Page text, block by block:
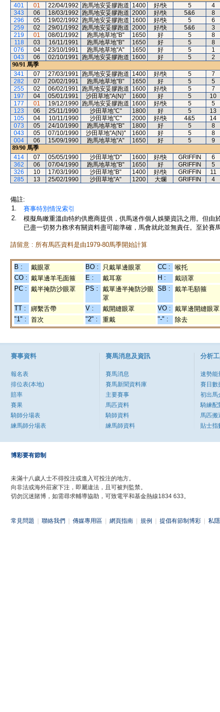
401
01 22/04/1992 跑馬地安妥膠跑道 1400 好/快 5
4
343
06 18/03/1992 跑馬地安妥膠跑道 2000 好/快 5&6
8
296
05 19/02/1992 跑馬地安妥膠跑道 1600 好/快 5
6
259
02 29/01/1992 跑馬地安妥膠跑道 2000 好/快 5&6
3
219
01 08/01/1992 跑馬地草地"B" 1650 好 5
8
118
03 16/11/1991 跑馬地草地"B" 1650 好 5
8
076
04 23/10/1991 跑馬地草地"A" 1650 好 5
1
043
06 02/10/1991 跑馬地安妥膠跑道 1600 好 5
2
90/91 馬季
341
07 27/03/1991 跑馬地安妥膠跑道 1400 好/快 5
7
282
07 20/02/1991 跑馬地草地"B" 1650 好 5
5
255
02 06/02/1991 跑馬地安妥膠跑道 1600 好/快 5
7
197
04 05/01/1991 沙田草地"A(N)" 1600 好 5
10
177
01 19/12/1990 跑馬地安妥膠跑道 1600 好/快 5
5
123
06 25/11/1990 沙田草地"C" 1800 好 5
13
105
04 10/11/1990 沙田草地"C" 2000 好/快 4&5
14
073
05 24/10/1990 跑馬地草地"B" 1800 好 5
8
043
05 07/10/1990 沙田草地"A(N)" 1600 好 5
8
004
06 15/09/1990 跑馬地草地"A" 1650 好 5
9
89/90 馬季
414
07 05/05/1990 沙田草地"D" 1600 好/快 GRIFFIN
6
362
06 07/04/1990 跑馬地草地"B" 1650 好 GRIFFIN
5
326
10 17/03/1990 沙田草地"B" 1400 好/快 GRIFFIN
11
285
13 25/02/1990 沙田草地"A" 1200 大爛 GRIFFIN 4
備註:
1.
賽事特別情況索引
2.
模擬鳥瞰重溫由特約供應商提供，供馬迷作個人娛樂資訊之用。但
已盡一切努力務求有關資料盡可能準確，馬會就此並無責任。至於賽
請留意 : 所有馬匹資料是由1979-80馬季開始計算
B : 戴眼罩 BO : 只戴單邊眼罩 CC :
喉托
CO : 戴單邊羊毛面箍 E : 戴耳塞 H :
戴頭罩
PC : 戴半掩防沙眼罩 PS :
戴單邊半掩防沙眼
罩
SB : 戴羊毛額箍
TT : 綁繫舌帶 V : 戴開縫眼罩 VO : 戴單邊開縫眼罩
"1" :
首次 "2" : 重戴 "-" : 除去
賽事資料
報名表
排位表(本地)
賠率
賽果
騎師分場表
練馬師分場表
賽馬消息及資訊
賽馬消息
賽馬新聞資料庫
主要賽事
馬匹資料
騎師資料
練馬師資料
分析
速勢能
賽日數
初出馬
騎練配
馬匹搬
貼士指
博彩要有節制
未滿十八歲人士不得投注或進入可投注的地方。
向非法或海外莊家下注，即屬違法，且可被判監禁。
切勿沉迷賭博，如需尋求輔導協助，可致電平和基金熱線1834 633。
常見問題 聯絡我們 傳媒專用區 網頁指南 規例 提倡有節制博彩 私